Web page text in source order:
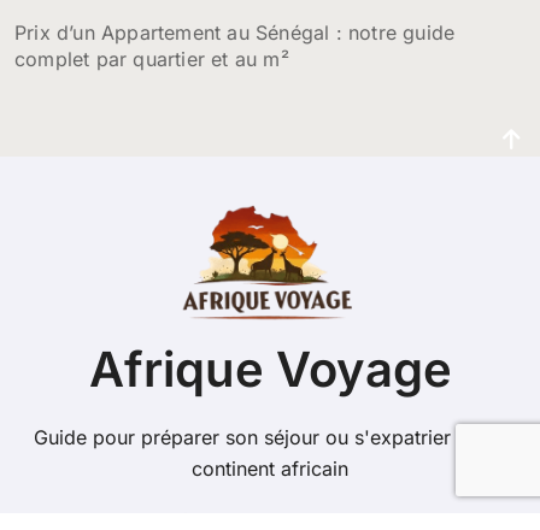
Prix d’un Appartement au Sénégal : notre guide
complet par quartier et au m²
Afrique Voyage
Guide pour préparer son séjour ou s'expatrier sur le
continent africain